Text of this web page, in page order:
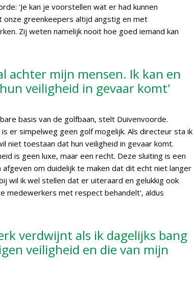
'Je kan je voorstellen wat er had kunnen
onze greenkeepers altijd angstig en met
Zij weten namelijk nooit hoe goed iemand kan
achter mijn mensen. Ik kan en
veiligheid in gevaar komt'
basis van de golfbaan, stelt Duivenvoorde.
er simpelweg geen golf mogelijk. Als directeur sta ik
niet toestaan dat hun veiligheid in gevaar komt.
is geen luxe, maar een recht. Deze sluiting is een
om duidelijk te maken dat dit echt niet langer
wil ik wel stellen dat er uiteraard en gelukkig ook
medewerkers met respect behandelt', aldus
verdwijnt als ik dagelijks bang
veiligheid en die van mijn